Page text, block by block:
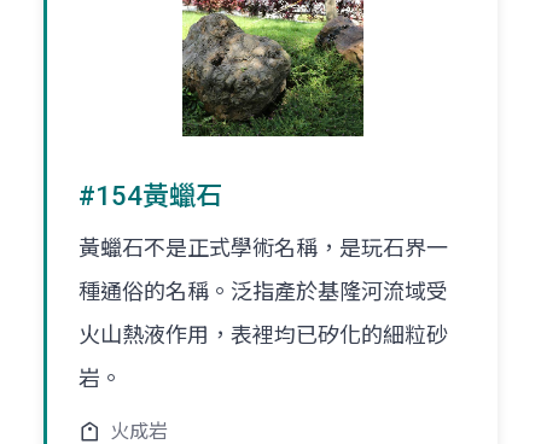
#154黃蠟石
黃蠟石不是正式學術名稱，是玩石界一
種通俗的名稱。泛指產於基隆河流域受
火山熱液作用，表裡均已矽化的細粒砂
岩。
火成岩